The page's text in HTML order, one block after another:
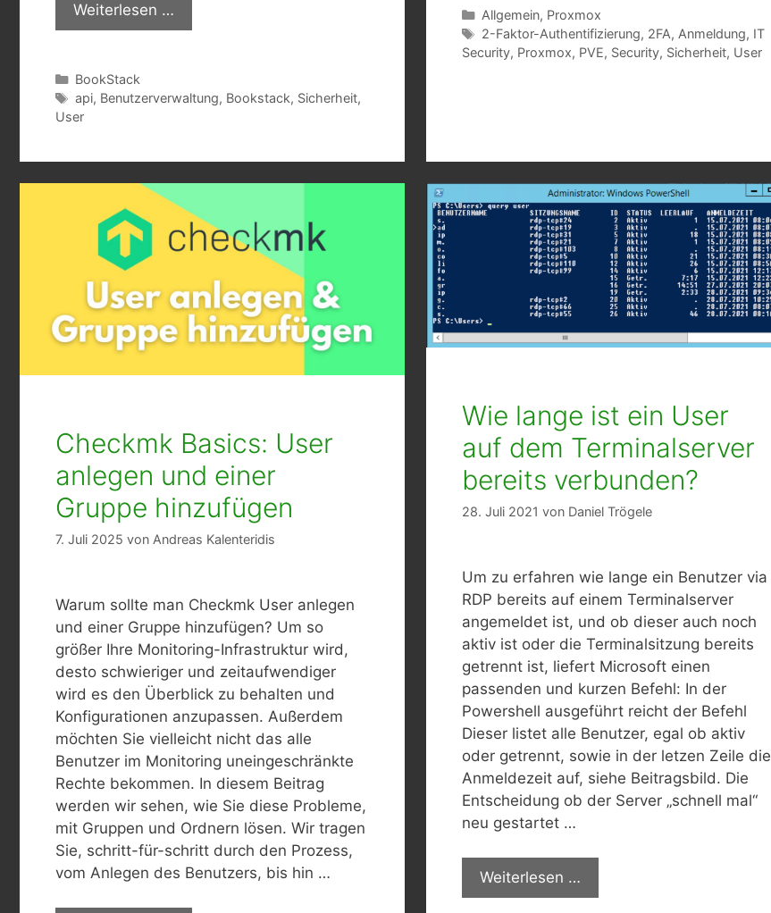
Weiterlesen …
Kategorien
BookStack
Schlagwörter
api, Benutzerverwaltung, Bookstack, Sicherheit,
User
Kategorien
Allgemein, Proxmox
Schlagwörter
2-Faktor-Authentifizierung, 2FA, Anmeldung, IT
Security, Proxmox, PVE, Security, Sicherheit, User
Checkmk Basics: User
anlegen und einer
Gruppe hinzufügen
7. Juli 2025 von Andreas Kalenteridis
Warum sollte man Checkmk User anlegen
und einer Gruppe hinzufügen? Um so
größer Ihre Monitoring-Infrastruktur wird,
desto schwieriger und zeitaufwendiger
wird es den Überblick zu behalten und
Konfigurationen anzupassen. Außerdem
möchten Sie vielleicht nicht das alle
Benutzer im Monitoring uneingeschränkte
Rechte bekommen. In diesem Beitrag
werden wir sehen, wie Sie diese Probleme,
mit Gruppen und Ordnern lösen. Wir tragen
Sie, schritt-für-schritt durch den Prozess,
vom Anlegen des Benutzers, bis hin …
Wie lange ist ein User
auf dem Terminalserver
bereits verbunden?
28. Juli 2021 von Daniel Trögele
Um zu erfahren wie lange ein Benutzer via
RDP bereits auf einem Terminalserver
angemeldet ist, und ob dieser auch noch
aktiv ist oder die Terminalsitzung bereits
getrennt ist, liefert Microsoft einen
passenden und kurzen Befehl: In der
Powershell ausgeführt reicht der Befehl
Dieser listet alle Benutzer, egal ob aktiv
oder getrennt, sowie in der letzen Zeile die
Anmeldezeit auf, siehe Beitragsbild. Die
Entscheidung ob der Server „schnell mal“
neu gestartet …
Weiterlesen …